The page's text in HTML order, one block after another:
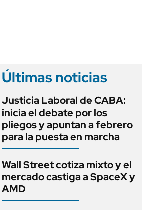
Últimas noticias
Justicia Laboral de CABA:
inicia el debate por los
pliegos y apuntan a febrero
para la puesta en marcha
Wall Street cotiza mixto y el
mercado castiga a SpaceX y
AMD